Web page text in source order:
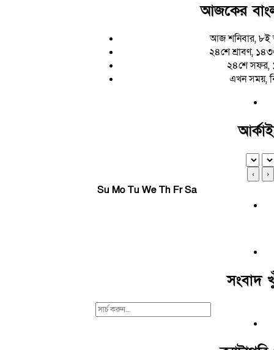
আজকের
আজ শনিবার,
২৪শে শ্রাবণ,
২৪শে সফর,
এখন সময়,
‹ ›
Su MoTu WeTh FrSa
সংবাদ
Search